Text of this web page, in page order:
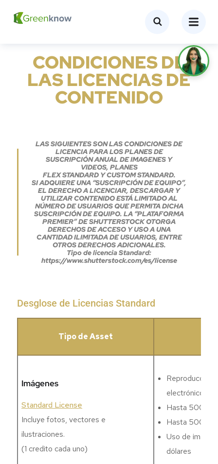
CONDICIONES DE
LAS LICENCIAS DE
CONTENIDO
LAS SIGUIENTES SON LAS CONDICIONES DE
LICENCIA PARA LOS PLANES DE
SUSCRIPCIÓN ANUAL DE IMAGENES Y
VIDEOS, PLANES
FLEX STANDARD Y CUSTOM STANDARD.
SI ADQUIERE UNA “SUSCRIPCIÓN DE EQUIPO”,
EL DERECHO A LICENCIAR, DESCARGAR Y
UTILIZAR CONTENIDO ESTÁ LIMITADO AL
NÚMERO DE USUARIOS QUE PERMITA DICHA
SUSCRIPCIÓN DE EQUIPO. LA “PLATAFORMA
PREMIER” DE SHUTTERSTOCK OTORGA
DERECHOS DE ACCESO Y USO A UNA
CANTIDAD ILIMITADA DE USUARIOS, ENTRE
OTROS DERECHOS ADICIONALES.
Tipo de licencia Standard:
https://www.shutterstock.com/es/license
Desglose de Licencias Standard
Tipo de Asset
Imágenes
Standard License
Incluye fotos, vectores e
ilustraciones.
(1 credito cada uno)
electrónico,
Hasta 500
Hasta 500
Uso de
dólares